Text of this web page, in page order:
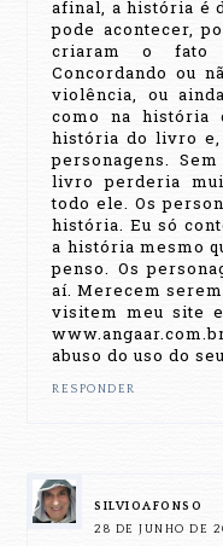
afinal, a história é
pode acontecer,
criaram o fato
Concordando ou
violência, ou
como na história
história do livro e,
personagens.
livro perderia
todo ele. Os
história. Eu só
a história mesmo
penso. Os
aí. Merecem
visitem meu site
abuso do uso do
RESPONDER
SILVIOAFONSO
28 DE JUNHO DE